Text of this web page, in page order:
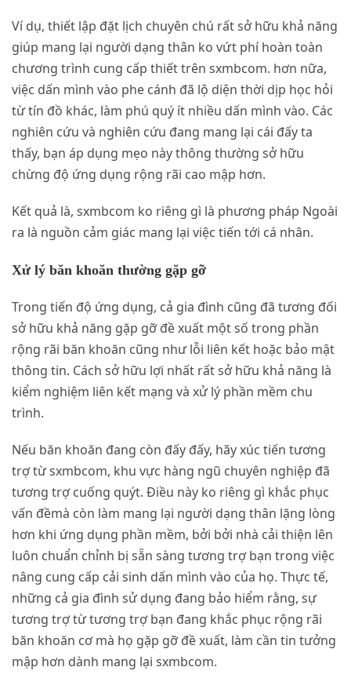
Ví dụ, thiết lập đặt lịch chuyên chú rất sở hữu khả năng
giúp mang lại người dạng thân ko vứt phí hoàn toàn
chương trình cung cấp thiết trên sxmbcom. hơn nữa,
việc dấn mình vào phe cánh đã lộ diện thời dịp học hỏi
từ tín đồ khác, làm phú quý ít nhiều dấn mình vào. Các
nghiên cứu và nghiên cứu đang mang lại cái đấy ta
thấy, bạn áp dụng mẹo này thông thường sở hữu
chừng độ ứng dụng rộng rãi cao mập hơn.
Kết quả là, sxmbcom ko riêng gì là phương pháp Ngoài
ra là nguồn cảm giác mang lại việc tiến tới cá nhân.
Xử lý băn khoăn thường gặp gỡ
Trong tiến độ ứng dụng, cả gia đình cũng đã tương đối
sở hữu khả năng gặp gỡ đề xuất một số trong phần
rộng rãi băn khoăn cũng như lỗi liên kết hoặc bảo mật
thông tin. Cách sở hữu lợi nhất rất sở hữu khả năng là
kiểm nghiệm liên kết mạng và xử lý phần mềm chu
trình.
Nếu băn khoăn đang còn đấy đấy, hãy xúc tiến tương
trợ từ sxmbcom, khu vực hàng ngũ chuyên nghiệp đã
tương trợ cuống quýt. Điều này ko riêng gì khắc phục
vấn đềmà còn làm mang lại người dạng thân lặng lòng
hơn khi ứng dụng phần mềm, bởi bởi nhà cải thiện lên
luôn chuẩn chỉnh bị sẵn sàng tương trợ bạn trong việc
nâng cung cấp cải sinh dấn mình vào của họ. Thực tế,
những cả gia đình sử dụng đang bảo hiểm rằng, sự
tương trợ từ tương trợ bạn đang khắc phục rộng rãi
băn khoăn cơ mà họ gặp gỡ đề xuất, làm cần tin tưởng
mập hơn dành mang lại sxmbcom.